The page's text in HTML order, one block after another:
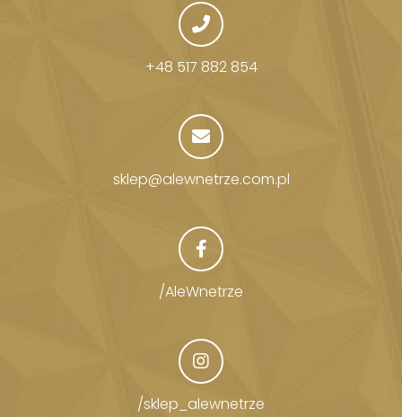
+48 517 882 854
sklep@alewnetrze.com.pl
/AleWnetrze
/sklep_alewnetrze